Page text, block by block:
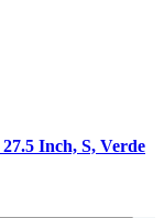
Inch, S, Verde